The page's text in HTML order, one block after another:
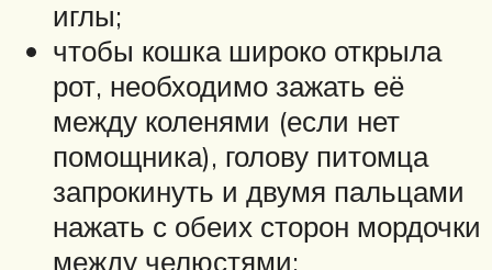
иглы;
чтобы кошка широко открыла
рот, необходимо зажать её
между коленями (если нет
помощника), голову питомца
запрокинуть и двумя пальцами
нажать с обеих сторон мордочки
между челюстями;